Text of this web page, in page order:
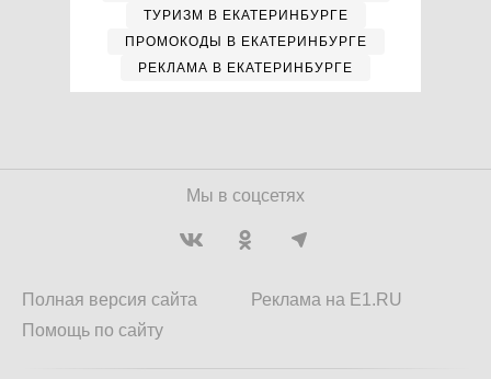
ТУРИЗМ В ЕКАТЕРИНБУРГЕ
ПРОМОКОДЫ В ЕКАТЕРИНБУРГЕ
РЕКЛАМА В ЕКАТЕРИНБУРГЕ
Мы в соцсетях
Полная версия сайта
Помощь по сайту
Реклама на E1.RU